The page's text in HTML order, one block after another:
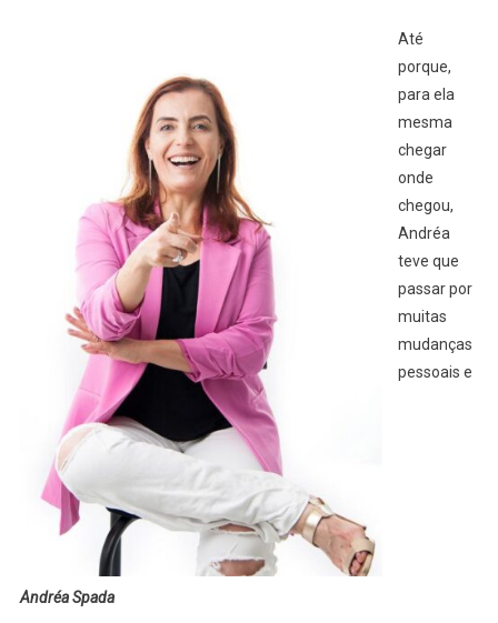
Andréa Spada
Até
porque,
para ela
mesma
chegar
onde
chegou,
Andréa
teve que
passar por
muitas
mudanças
pessoais e